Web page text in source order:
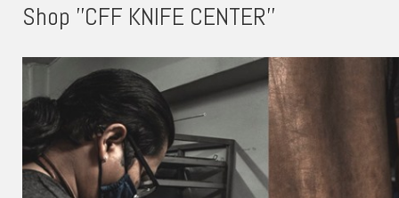
Shop ''CFF KNIFE CENTER''